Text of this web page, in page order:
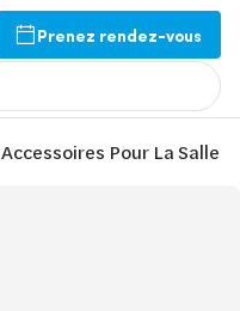
Prenez rendez-vous
Accessoires Pour La Salle